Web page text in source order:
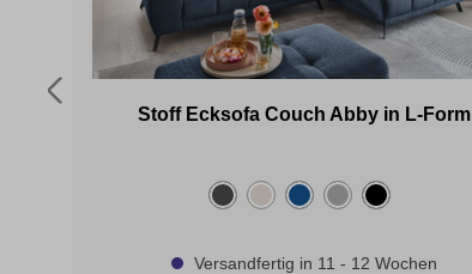
Stoff Ecksofa Couch Abby in L-Form
Versandfertig in 11 - 12 Wochen